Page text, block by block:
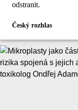
odstranit.
Český rozhlas